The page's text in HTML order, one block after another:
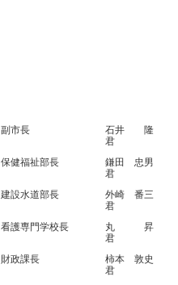
副市長
石井 隆
君
保健福祉部長
鎌田 忠男
君
建設水道部長
外崎 番三
君
看護専門学校長
丸 昇
君
財政課長
柿本 敦史
君